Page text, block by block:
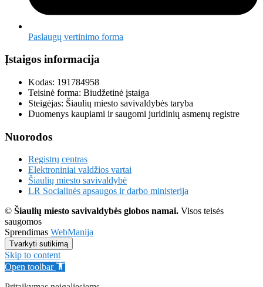
Paslaugų vertinimo forma
Įstaigos informacija
Kodas: 191784958
Teisinė forma: Biudžetinė įstaiga
Steigėjas: Šiaulių miesto savivaldybės taryba
Duomenys kaupiami ir saugomi juridinių asmenų registre
Nuorodos
Registrų centras
Elektroniniai valdžios vartai
Šiaulių miesto savivaldybė
LR Socialinės apsaugos ir darbo ministerija
© Šiaulių miesto savivaldybės globos namai. Visos teisės
saugomos
Sprendimas WebManija
Tvarkyti sutikimą
Skip to content
Open toolbar